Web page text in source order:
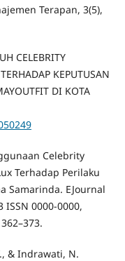
Terapan, 3(5),
CELEBRITY
KEPUTUSAN
DI KOTA
Celebrity
Terhadap Perilaku
Samarinda. EJournal
0000-0000,
& Indrawati, N.